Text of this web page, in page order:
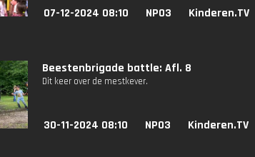
07-12-2024 08:10 NPO3 Kinderen.TV
Beestenbrigade battle: Afl. 8
Dit keer over de mestkever.
30-11-2024 08:10 NPO3 Kinderen.TV